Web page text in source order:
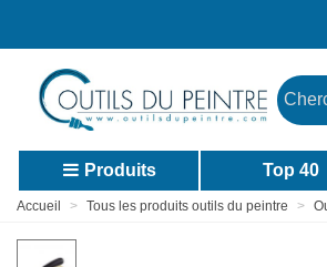
Produits Top 40
Accueil > Tous les produits outils du peintre >